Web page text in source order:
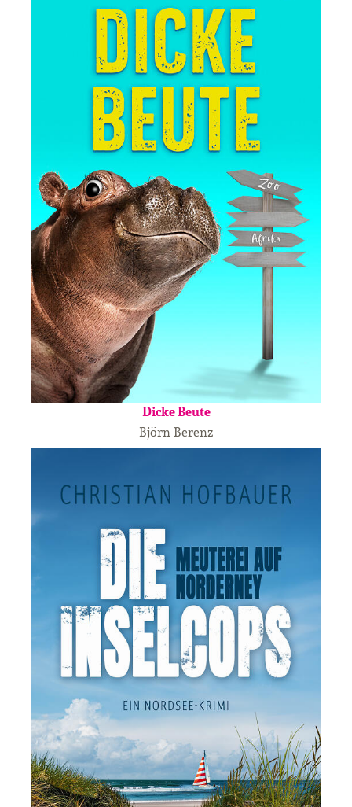
Dicke Beute
Björn Berenz